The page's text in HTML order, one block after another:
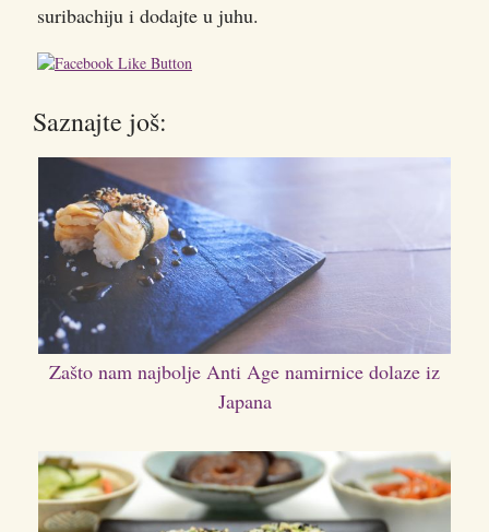
suribachiju i dodajte u juhu.
Saznajte još:
Zašto nam najbolje Anti Age namirnice dolaze iz
Japana